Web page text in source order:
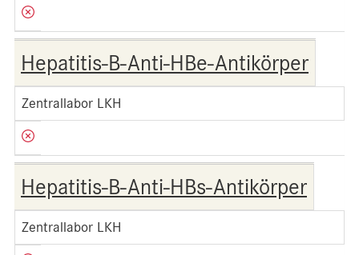
Hepatitis-B-Anti-HBe-Antikörper
Zentrallabor LKH
Hepatitis-B-Anti-HBs-Antikörper
Zentrallabor LKH